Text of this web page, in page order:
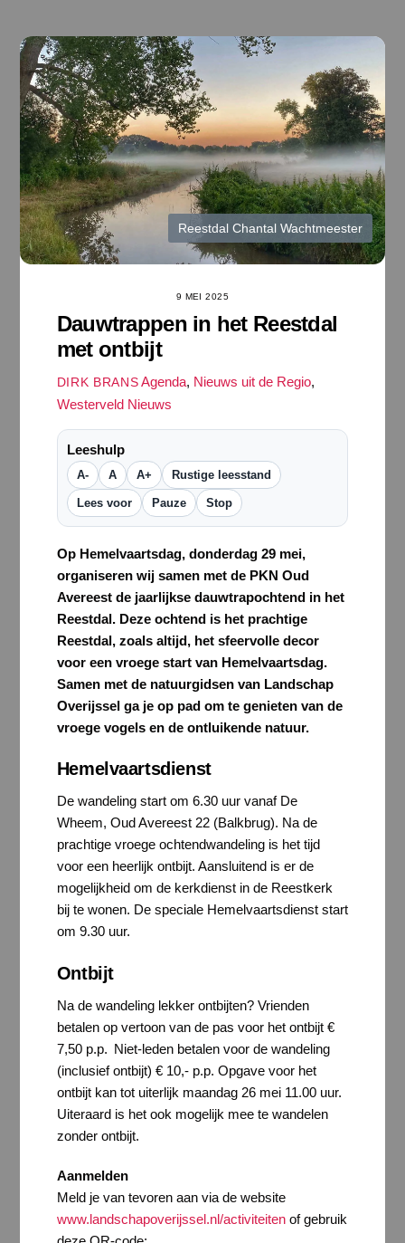
inhoud
Reestdal Chantal Wachtmeester
9 MEI 2025
Dauwtrappen in het Reestdal
met ontbijt
DIRK BRANS Agenda, Nieuws uit de Regio,
Westerveld Nieuws
Leeshulp
A- A A+ Rustige leesstand
Lees voor Pauze Stop
Op Hemelvaartsdag, donderdag 29 mei,
organiseren wij samen met de PKN Oud
Avereest de jaarlijkse dauwtrapochtend in het
Reestdal. Deze ochtend is het prachtige
Reestdal, zoals altijd, het sfeervolle decor
voor een vroege start van Hemelvaartsdag.
Samen met de natuurgidsen van Landschap
Overijssel ga je op pad om te genieten van de
vroege vogels en de ontluikende natuur.
Hemelvaartsdienst
De wandeling start om 6.30 uur vanaf De
Wheem, Oud Avereest 22 (Balkbrug). Na de
prachtige vroege ochtendwandeling is het tijd
voor een heerlijk ontbijt. Aansluitend is er de
mogelijkheid om de kerkdienst in de Reestkerk
bij te wonen. De speciale Hemelvaartsdienst start
om 9.30 uur.
Ontbijt
Na de wandeling lekker ontbijten? Vrienden
betalen op vertoon van de pas voor het ontbijt €
7,50 p.p. Niet-leden betalen voor de wandeling
(inclusief ontbijt) € 10,- p.p. Opgave voor het
ontbijt kan tot uiterlijk maandag 26 mei 11.00 uur.
Uiteraard is het ook mogelijk mee te wandelen
zonder ontbijt.
Aanmelden
Meld je van tevoren aan via de website
www.landschapoverijssel.nl/activiteitenof gebruik